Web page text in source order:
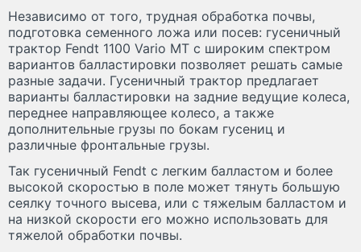
Независимо от того, трудная обработка почвы,
подготовка семенного ложа или посев: гусеничный
трактор Fendt 1100 Vario MT с широким спектром
вариантов балластировки позволяет решать самые
разные задачи. Гусеничный трактор предлагает
варианты балластировки на задние ведущие колеса,
переднее направляющее колесо, а также
дополнительные грузы по бокам гусениц и
различные фронтальные грузы.
Так гусеничный Fendt с легким балластом и более
высокой скоростью в поле может тянуть большую
сеялку точного высева, или с тяжелым балластом и
на низкой скорости его можно использовать для
тяжелой обработки почвы.